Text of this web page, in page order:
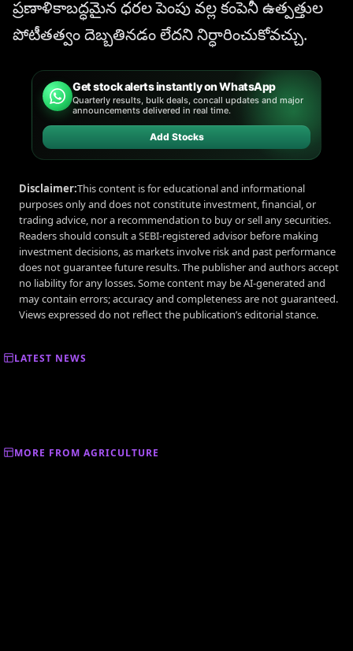
ప్రణాళికాబద్ధమైన ధరల పెంపు వల్ల కంపెనీ ఉత్పత్తుల
పోటీతత్వం దెబ్బతినడం లేదని నిర్ధారించుకోవచ్చు.
Get stock alerts instantly on WhatsApp
Quarterly results, bulk deals, concall updates and major
announcements delivered in real time.
Add Stocks
Disclaimer:This content is for educational and informational
purposes only and does not constitute investment, financial, or
trading advice, nor a recommendation to buy or sell any securities.
Readers should consult a SEBI-registered advisor before making
investment decisions, as markets involve risk and past performance
does not guarantee future results. The publisher and authors accept
no liability for any losses. Some content may be AI-generated and
may contain errors; accuracy and completeness are not guaranteed.
Views expressed do not reflect the publication’s editorial stance.
LATEST NEWS
MORE FROM AGRICULTURE